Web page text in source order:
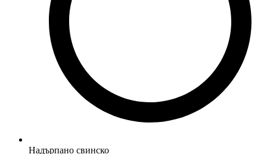
Надърпано свинско